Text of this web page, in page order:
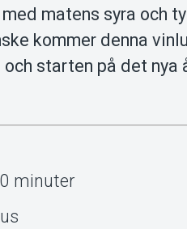
matens syra och
kommer denna
starten på det nya
minuter